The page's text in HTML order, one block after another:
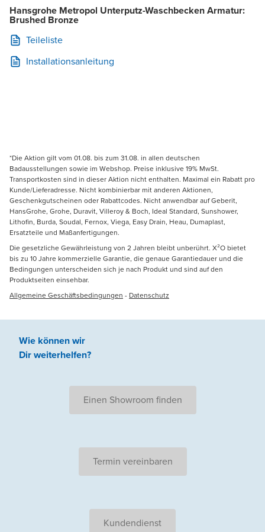
Hansgrohe Metropol Unterputz-Waschbecken Armatur:
Brushed Bronze
Teileliste
Installationsanleitung
*Die Aktion gilt vom 01.08. bis zum 31.08. in allen deutschen
Badausstellungen sowie im Webshop. Preise inklusive 19% MwSt.
Transportkosten sind in dieser Aktion nicht enthalten. Maximal ein Rabatt pro
Kunde/Lieferadresse. Nicht kombinierbar mit anderen Aktionen,
Geschenkgutscheinen oder Rabattcodes. Nicht anwendbar auf Geberit,
HansGrohe, Grohe, Duravit, Villeroy & Boch, Ideal Standard, Sunshower,
Lithofin, Burda, Soudal, Fernox, Viega, Easy Drain, Heau, Dumaplast,
Ersatzteile und Maßanfertigungen.
Die gesetzliche Gewährleistung von 2 Jahren bleibt unberührt. X²O bietet
bis zu 10 Jahre kommerzielle Garantie, die genaue Garantiedauer und die
Bedingungen unterscheiden sich je nach Produkt und sind auf den
Produktseiten einsehbar.
Allgemeine Geschäftsbedingungen - Datenschutz
Wie können wir
Dir weiterhelfen?
Einen Showroom finden
Termin vereinbaren
Kundendienst